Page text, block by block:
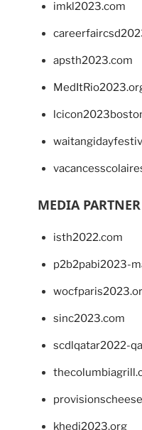
imkl2023.com
apsth2023.com
MEDIA
isth2022.com
p2b2pabi2023-
sinc2023.com
scdlqatar2022-
khedi2023.org